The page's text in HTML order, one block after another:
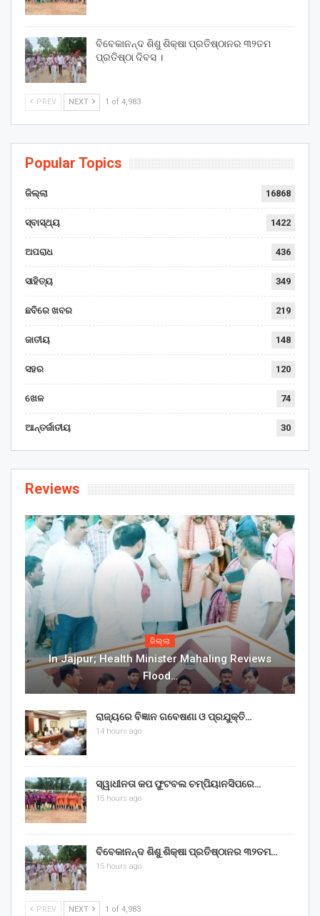
ବିବେକାନନ୍ଦ ଶିଶୁ ଶିକ୍ଷା ପ୍ରତିଷ୍ଠାନର ୩୨ତମ
ପ୍ରତିଷ୍ଠା ଦିବସ ।
PREV NEXT 1 of 4,983
Popular Topics
ଜିଲ୍ଲା 16868
ସ୍ବାସ୍ଥ୍ୟ 1422
ଅପରାଧ 436
ସାହିତ୍ୟ 349
ଛବିରେ ଖବର 219
ଜାତୀୟ 148
ସହର 120
ଖେଳ 74
ଆନ୍ତର୍ଜାତୀୟ 30
Reviews
ଜିଲ୍ଲା
In Jajpur; Health Minister Mahaling Reviews
Flood…
ରାଜ୍ୟରେ ବିଜ୍ଞାନ ଗବେଷଣା ଓ ପ୍ରଯୁକ୍ତି…
14 hours ago
ସ୍ୱାଧୀନତା କପ ଫୁଟବଲ ଚମ୍ପିୟାନସିପରେ…
15 hours ago
ବିବେକାନନ୍ଦ ଶିଶୁ ଶିକ୍ଷା ପ୍ରତିଷ୍ଠାନର ୩୨ତମ…
15 hours ago
PREV NEXT 1 of 4,983